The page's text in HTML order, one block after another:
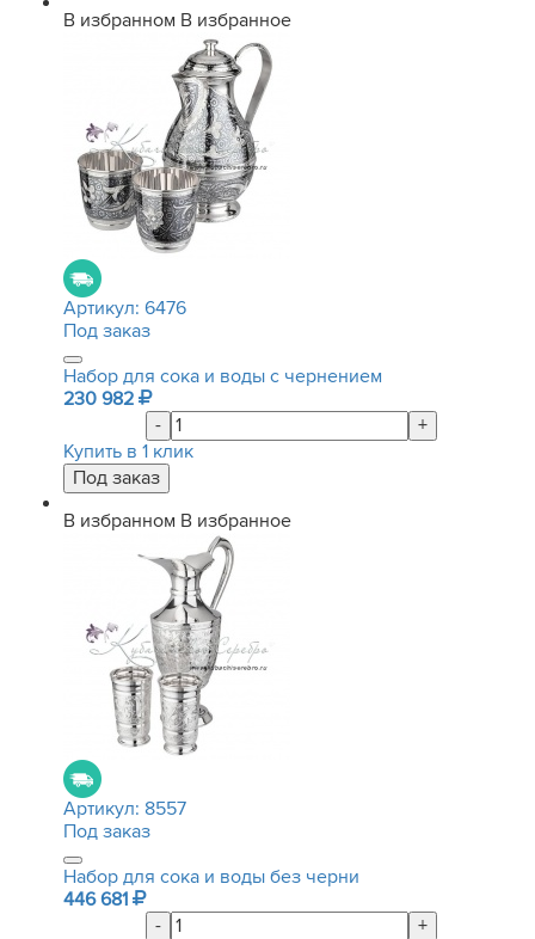
В избранном В избранное
Артикул: 6476
Под заказ
Набор для сока и воды с чернением
230 982
-
+
Купить в 1 клик
В избранном В избранное
Артикул: 8557
Под заказ
Набор для сока и воды без черни
446 681
-
+